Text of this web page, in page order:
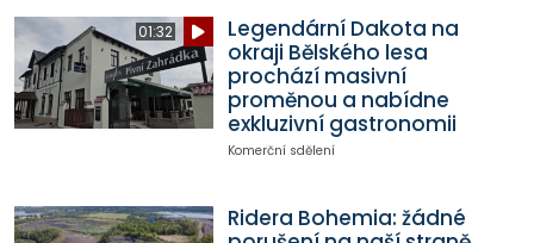
01:32
Legendární Dakota na
okraji Bělského lesa
prochází masivní
proměnou a nabídne
exkluzivní gastronomii
Komerční sdělení
Ridera Bohemia: žádné